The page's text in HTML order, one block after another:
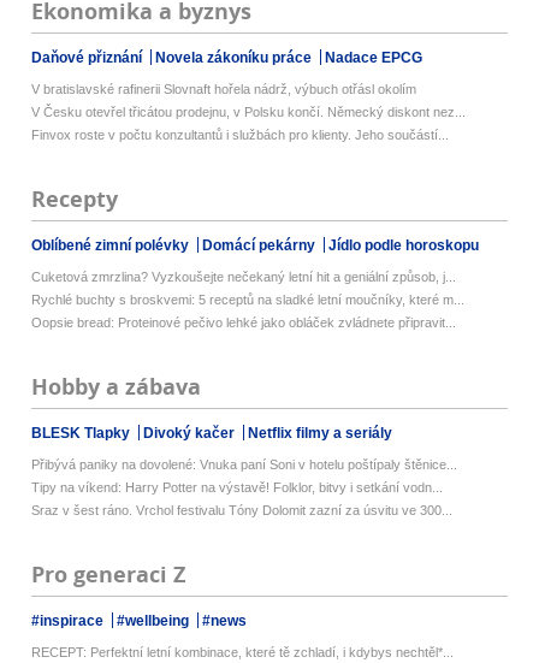
Ekonomika a byznys
Daňové přiznání Novela zákoníku práce Nadace EPCG
V bratislavské rafinerii Slovnaft hořela nádrž, výbuch otřásl okolím
V Česku otevřel třicátou prodejnu, v Polsku končí. Německý diskont nez...
Finvox roste v počtu konzultantů i službách pro klienty. Jeho součástí...
Recepty
Oblíbené zimní polévky Domácí pekárny Jídlo podle horoskopu
Cuketová zmrzlina? Vyzkoušejte nečekaný letní hit a geniální způsob, j...
Rychlé buchty s broskvemi: 5 receptů na sladké letní moučníky, které m...
Oopsie bread: Proteinové pečivo lehké jako obláček zvládnete připravit...
Hobby a zábava
BLESK Tlapky Divoký kačer Netflix filmy a seriály
Přibývá paniky na dovolené: Vnuka paní Soni v hotelu poštípaly štěnice...
Tipy na víkend: Harry Potter na výstavě! Folklor, bitvy i setkání vodn...
Sraz v šest ráno. Vrchol festivalu Tóny Dolomit zazní za úsvitu ve 300...
Pro generaci Z
#inspirace #wellbeing #news
RECEPT: Perfektní letní kombinace, které tě zchladí, i kdybys nechtěl*...